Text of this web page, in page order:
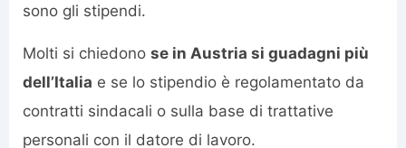
sono gli stipendi.
Molti si chiedono se in Austria si guadagni più
dell’Italia e se lo stipendio è regolamentato da
contratti sindacali o sulla base di trattative
personali con il datore di lavoro.